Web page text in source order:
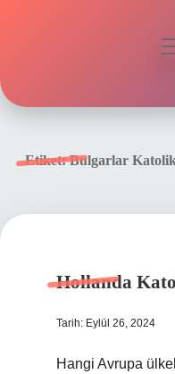
Etiket:Bulgarlar
Hollanda
Tarih: Eylül 26, 2024
Hangi Avrupa